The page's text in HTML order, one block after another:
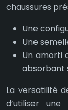
chaussures
Une
Une
Un amorti
absorbant
La versatilité
d’utiliser